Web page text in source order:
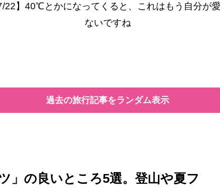
22】40℃とかになってくると、これはもう自分が
ないですね
過去の旅行記事をランダム表示
」の良いところ5選。登山や夏フ